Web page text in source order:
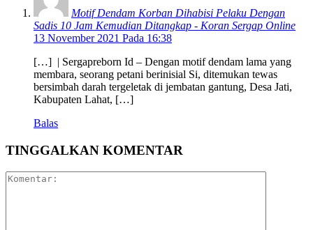
Motif Dendam Korban Dihabisi Pelaku Dengan
Sadis 10 Jam Kemudian Ditangkap - Koran Sergap Online
13 November 2021 Pada 16:38
[…] | Sergapreborn Id – Dengan motif dendam lama yang
membara, seorang petani berinisial Si, ditemukan tewas
bersimbah darah tergeletak di jembatan gantung, Desa Jati,
Kabupaten Lahat, […]
Balas
TINGGALKAN KOMENTAR